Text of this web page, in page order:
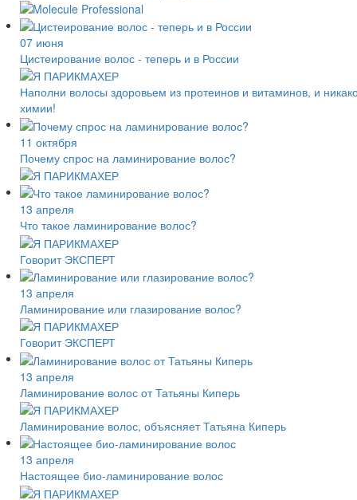
07 июня
Цистеирование волос - теперь и в России
Наполни волосы здоровьем из протеинов и витаминов, и
химии!
11 октября
Почему спрос на ламинирование волос?
13 апреля
Что такое ламинирование волос?
Говорит ЭКСПЕРТ
13 апреля
Ламинирование или глазирование волос?
Говорит ЭКСПЕРТ
13 апреля
Ламинирование волос от Татьяны Киперь
Ламинирование волос, объясняет Татьяна Киперь
13 апреля
Настоящее био-ламинирование волос